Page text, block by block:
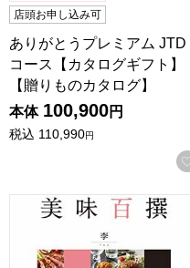
店頭お申し込み可
ありがとうプレミアム JTD
コース【カタログギフト】
【贈りものカタログ】
本体 100,900円
税込 110,990円
美味百撰 李【カタログギ